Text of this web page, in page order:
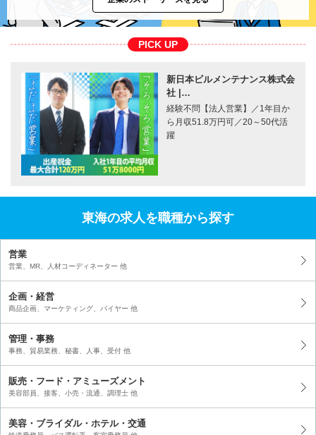
PICK UP
新日本ビルメンテナンス株式会
社 |…
経験不問【法人営業】／1年目か
ら月収51.8万円可／20～50代活
躍
東海の求人を職種から探す
営業
営業、MR、人材コーディネーター 他
企画・経営
商品企画、マーケティング、バイヤー 他
管理・事務
事務、貿易業務、秘書、人事、受付 他
販売・フード・アミューズメント
美容部員、接客、小売・流通、調理士 他
美容・ブライダル・ホテル・交通